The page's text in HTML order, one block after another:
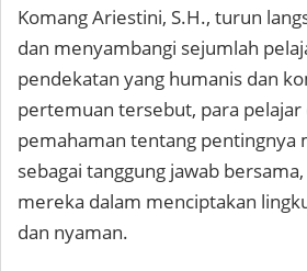
Komang Ariestini, S.H., turun
dan menyambangi sejumlah
pendekatan yang humanis dan
pertemuan tersebut, para pelajar
pemahaman tentang pentingnya
sebagai tanggung jawab
mereka dalam menciptakan
dan nyaman.